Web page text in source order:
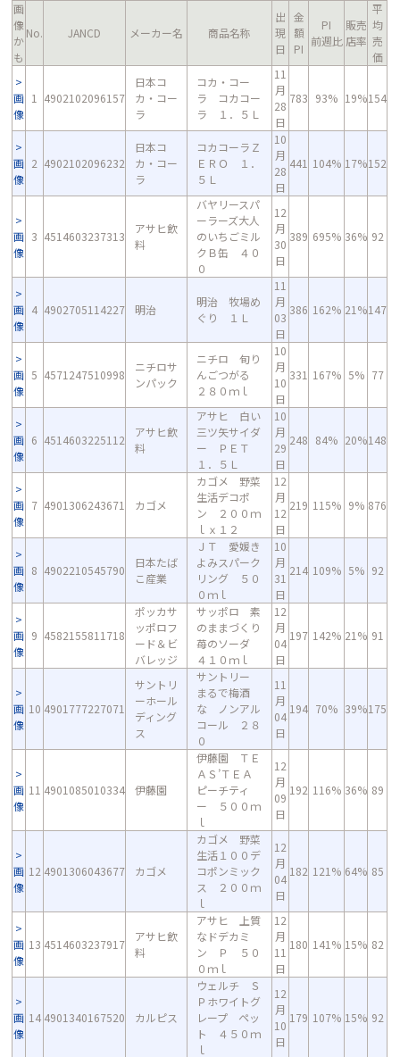
画
像
か
も
No. JANCD メーカー名 商品名称
出
現
日
金
額
PI
PI
前週比
販売
店率
平
均
売
価
画
像
1 4902102096157
日本コ
カ・コー
ラ
コカ・コー
ラ コカコー
ラ １．５Ｌ
11
月
28
日
783 93% 19%154
画
像
2 4902102096232
日本コ
カ・コー
ラ
コカコーラＺ
ＥＲＯ １．
５Ｌ
10
月
28
日
441 104% 17%152
画
像
3 4514603237313
アサヒ飲
料
バヤリースパ
ーラーズ大人
のいちごミル
クＢ缶 ４０
０
12
月
30
日
389 695% 36% 92
画
像
4 4902705114227 明治
明治 牧場め
ぐり １Ｌ
11
月
03
日
386 162% 21%147
画
像
5 4571247510998
ニチロサ
ンパック
ニチロ 旬り
んごつがる
２８０ｍｌ
10
月
10
日
331 167% 5% 77
画
像
6 4514603225112
アサヒ飲
料
アサヒ 白い
三ツ矢サイダ
ー ＰＥＴ
１．５Ｌ
10
月
29
日
248 84% 20%148
画
像
7 4901306243671 カゴメ
カゴメ 野菜
生活デコポ
ン ２００ｍ
ｌｘ１２
12
月
12
日
219 115% 9% 876
画
像
8 4902210545790
日本たば
こ産業
ＪＴ 愛媛き
よみスパーク
リング ５０
０ｍｌ
10
月
31
日
214 109% 5% 92
画
像
9 4582155811718
ポッカサ
ッポロフ
ード＆ビ
バレッジ
サッポロ 素
のままづくり
苺のソーダ
４１０ｍｌ
12
月
04
日
197 142% 21% 91
画
像
10 4901777227071
サントリ
ーホール
ディング
ス
サントリー
まるで梅酒
な ノンアル
コール ２８
０
11
月
04
日
194 70% 39%175
画
像
11 4901085010334 伊藤園
伊藤園 ＴＥ
ＡＳ’ＴＥＡ
ピーチティ
ー ５００ｍ
ｌ
12
月
09
日
192 116% 36% 89
画
像
12 4901306043677 カゴメ
カゴメ 野菜
生活１００デ
コポンミック
ス ２００ｍ
ｌ
12
月
04
日
182 121% 64% 85
画
像
13 4514603237917
アサヒ飲
料
アサヒ 上質
なドデカミ
ン Ｐ ５０
０ｍｌ
12
月
11
日
180 141% 15% 82
画
像
14 4901340167520 カルピス
ウェルチ Ｓ
Ｐホワイトグ
レープ ペッ
ト ４５０ｍ
ｌ
12
月
10
日
179 107% 15% 92